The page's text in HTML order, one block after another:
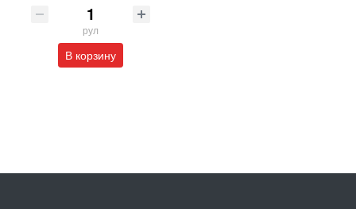
рул
В корзину